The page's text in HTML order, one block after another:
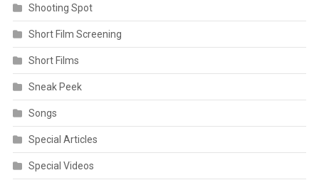
Shooting Spot
Short Film Screening
Short Films
Sneak Peek
Songs
Special Articles
Special Videos